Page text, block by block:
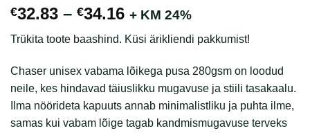
€32.83 – €34.16Hinnavahemik:
kuni
€34.16
+ KM 24%
Trükita toote baashind. Küsi ärikliendi pakkumist!
Chaser unisex vabama lõikega pusa 280gsm on loodud
neile, kes hindavad täiuslikku mugavuse ja stiili tasakaalu.
Ilma nöörideta kapuuts annab minimalistliku ja puhta ilme,
samas kui vabam lõige tagab kandmismugavuse terveks